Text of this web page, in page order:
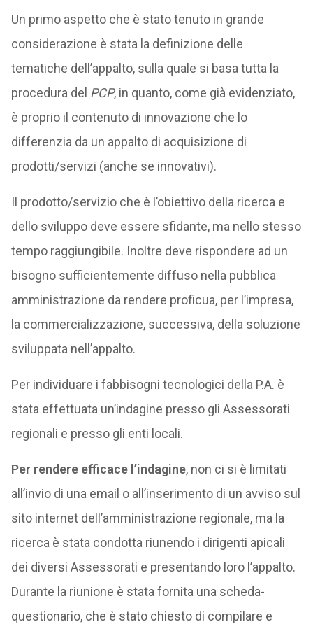
Un primo aspetto che è stato tenuto in grande
considerazione è stata la definizione delle
tematiche dell’appalto, sulla quale si basa tutta la
procedura del PCP, in quanto, come già evidenziato,
è proprio il contenuto di innovazione che lo
differenzia da un appalto di acquisizione di
prodotti/servizi (anche se innovativi).
Il prodotto/servizio che è l’obiettivo della ricerca e
dello sviluppo deve essere sfidante, ma nello stesso
tempo raggiungibile. Inoltre deve rispondere ad un
bisogno sufficientemente diffuso nella pubblica
amministrazione da rendere proficua, per l’impresa,
la commercializzazione, successiva, della soluzione
sviluppata nell’appalto.
Per individuare i fabbisogni tecnologici della P.A. è
stata effettuata un’indagine presso gli Assessorati
regionali e presso gli enti locali.
Per rendere efficace l’indagine, non ci si è limitati
all’invio di una email o all’inserimento di un avviso sul
sito internet dell’amministrazione regionale, ma la
ricerca è stata condotta riunendo i dirigenti apicali
dei diversi Assessorati e presentando loro l’appalto.
Durante la riunione è stata fornita una scheda-
questionario, che è stato chiesto di compilare e